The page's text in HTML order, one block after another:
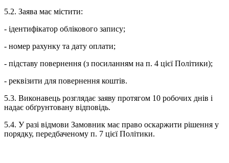
5.2. Заява має містити:
- ідентифікатор облікового запису;
- номер рахунку та дату оплати;
- підставу повернення (з посиланням на п. 4 цієї Політики);
- реквізити для повернення коштів.
5.3. Виконавець розглядає заяву протягом 10 робочих днів і
надає обґрунтовану відповідь.
5.4. У разі відмови Замовник має право оскаржити рішення у
порядку, передбаченому п. 7 цієї Політики.